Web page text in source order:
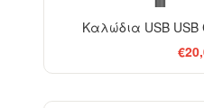
Καλώδια USB